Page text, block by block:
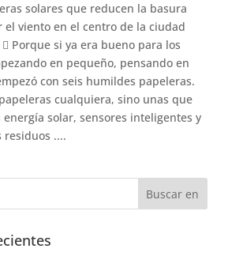
solares que reducen la basura
el viento en el centro de la ciudad
Porque si ya era bueno para los
en pequeño, pensando en
con seis humildes papeleras.
cualquiera, sino unas que
solar, sensores inteligentes y
residuos ....